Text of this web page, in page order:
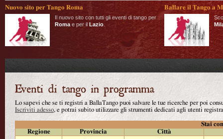
Nuovo sito per Tango Roma
Il nuovo sito con tutti gli eventi di tango per
Roma e per il Lazio
Ballare il Tango a
Lo sapevi che se ti registri a BallaTango puoi salvare le tue ricerche per poi
Iscriviti adesso, e potrai subito utilizzare gli strumenti dedicati agli utenti
Stai
Regione
Provincia
Città